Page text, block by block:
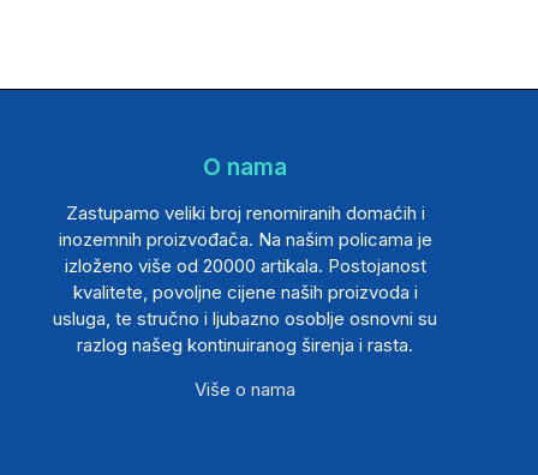
O nama
Zastupamo veliki broj renomiranih domaćih i
inozemnih proizvođača. Na našim policama je
izloženo više od 20000 artikala. Postojanost
kvalitete, povoljne cijene naših proizvoda i
usluga, te stručno i ljubazno osoblje osnovni su
razlog našeg kontinuiranog širenja i rasta.
Više o nama